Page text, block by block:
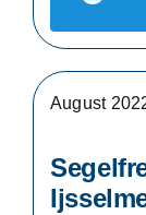
August